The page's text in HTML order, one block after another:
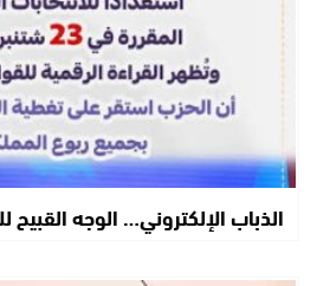
الذباب الإلكتروني… الوجه القبيح